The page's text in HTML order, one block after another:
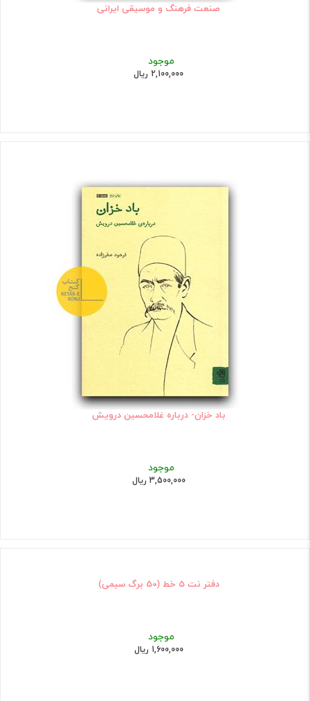
صنعت فرهنگ و موسیقی ایرانی
موجود
2,100,000 ریال
باد خزان- درباره غلامحسین درویش
موجود
3,500,000 ریال
دفتر نت 5 خط (50 برگ سیمی)
موجود
1,600,000 ریال